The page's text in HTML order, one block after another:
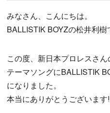
みなさん、こんにちは。
BALLISTIK BOYZの松井利樹
この度、新日本プロレスさ
テーマソングにBALLISTIK
になりました。
本当にありがとうございます